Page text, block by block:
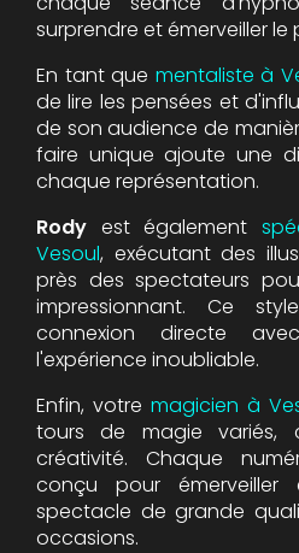
surprendre et émerveiller le
En tant que mentaliste à
de lire les pensées et
de son audience de
faire unique ajoute une
chaque représentation.
Rody est également
Vesoul, exécutant des
près des spectateurs
impressionnant. Ce
connexion directe
l'expérience inoubliable.
Enfin, votre magicien à
tours de magie variés,
créativité. Chaque
conçu pour
spectacle de grande
occasions.